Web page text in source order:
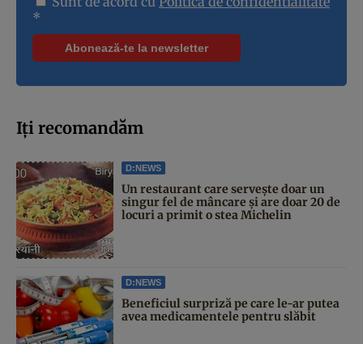
*
Iți recomandăm
D:NEWS
Un restaurant care servește doar un
singur fel de mâncare și are doar 20 de
locuri a primit o stea Michelin
D:NEWS
Beneficiul surpriză pe care le-ar putea
avea medicamentele pentru slăbit